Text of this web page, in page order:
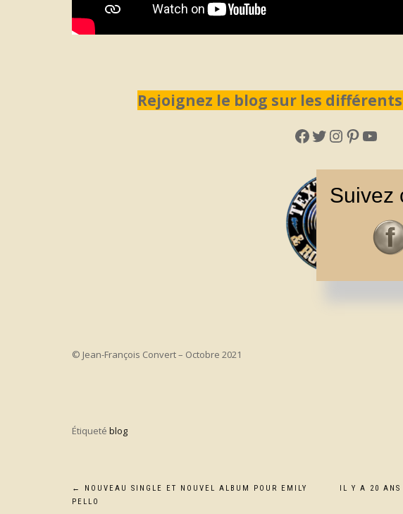
Rejoignez le blog sur les
Facebook
Twitter
Instagram
© Jean-François Convert – Octobre 2021
Étiqueté blog
Navigation
←
NOUVEAU SINGLE ET NOUVEL ALBUM POUR EMILY
PELLO
IL Y A 20 ANS
Suivez